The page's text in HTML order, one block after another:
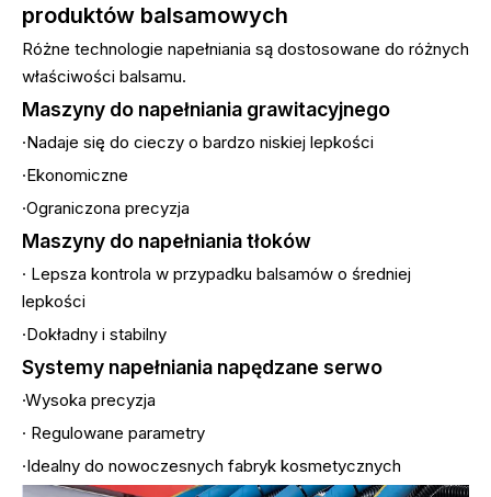
produktów balsamowych
Różne technologie napełniania są dostosowane do różnych
właściwości balsamu.
Maszyny do napełniania grawitacyjnego
·Nadaje się do cieczy o bardzo niskiej lepkości
·Ekonomiczne
·Ograniczona precyzja
Maszyny do napełniania tłoków
· Lepsza kontrola w przypadku balsamów o średniej
lepkości
·Dokładny i stabilny
Systemy napełniania napędzane serwo
·Wysoka precyzja
· Regulowane parametry
·Idealny do nowoczesnych fabryk kosmetycznych